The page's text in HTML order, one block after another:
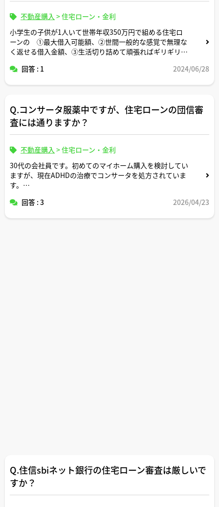
不動産購入 >住宅ローン・金利
小学生の子供が1人いて世帯年収350万円で組める住宅ロ
ーンの ①最大借入可能額、②世間一般的な感覚で無理な
く返せる借入金額、③生活切り詰めて頑張ればギリギリ返
ださい。
回答 : 1 2024/06/28
Q.コンサータ服薬中ですが、住宅ローンの団信審
査には通りますか？
不動産購入 >住宅ローン・金利
30代の会社員です。初めてのマイホーム購入を検討してい
ますが、現在ADHDの治療でコンサータを処方されていま
す。
ネットで調べると「コンサータを飲んでいると団信に通ら
回答 : 3 2026/04/23
Q.住信sbiネット銀行の住宅ローン審査は厳しいで
すか？